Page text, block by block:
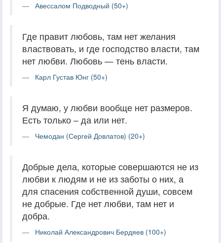
Авессалом Подводный (50+)
Где правит любовь, там нет желания
властвовать, и где господство власти, там
нет любви. Любовь — тень власти.
Карл Густав Юнг (50+)
Я думаю, у любви вообще нет размеров.
Есть только – да или нет.
Чемодан (Сергей Довлатов) (20+)
Добрые дела, которые совершаются не из
любви к людям и не из заботы о них, а
для спасения собственной души, совсем
не добрые. Где нет любви, там нет и
добра.
Николай Александрович Бердяев (100+)